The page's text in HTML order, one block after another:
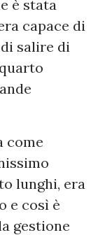
è stata
capace di
salire di
come
lunghi, era
e così è
gestione